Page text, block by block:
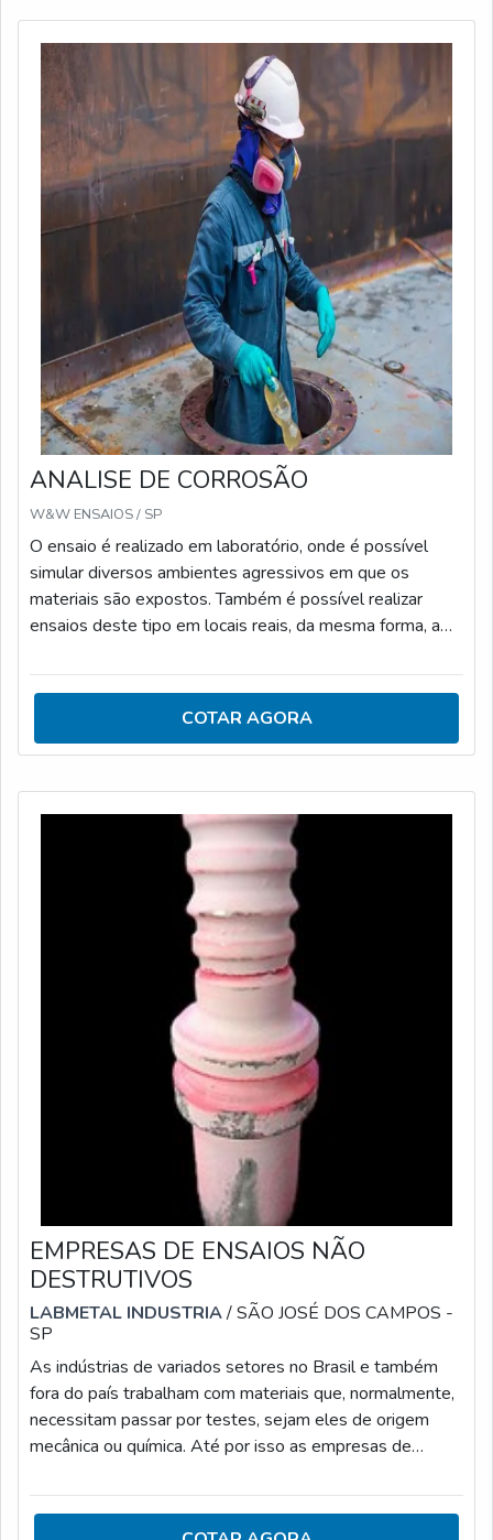
precisos e padronizados possibilita a adoção de
estratégias de fabricação que visam a garantir a
qualidade do produto final. O Laboratório W&W Ensaios
realiza ensaios de dureza em diversos materiais, como
alumínio, aço e polímeros, para garantir a qualidade e
segurança de produtos: Ensaio de dureza em alumínio
Determina a resistência de um metal a altas cargas,
abrasões, golpes e corrosão Ensaio de dureza em
polímeros Mede a rigidez, ou seja, a resistência à
deformação permanente do material Ensaio de dureza
do aço Determina a resistência do material a desgaste,
impacto, fadiga e abrasão Ensaio de microdureza Calcula
a dureza da amostra, detecta deformações e
descontinuidades
ANALISE DE CORROSÃO
W&W ENSAIOS / SP
O ensaio é realizado em laboratório, onde é possível
simular diversos ambientes agressivos em que os
materiais são expostos. Também é possível realizar
ensaios deste tipo em locais reais, da mesma forma, a
interesse. Durante o ensaio, a amostra é submetida a
resistência do material e identificar a sua taxa de erosão.
O comportamento do material é avaliado por meio de
condutividade elétrica, densidade e poder de
verificar a estabilidade de materiais metálicos, ligas
metálicas ou seus revestimentos; Indispensável para a
análise da segurança de estruturas metálicas, incluindo
tanques de armazenamento e tubulações; É de extrema
importância na fabricação de equipamentos, pois garante
a qualidade técnica destes; Fornece informações
importantes sobre a eficácia dos métodos empregados
na proteção destes materiais; É possível simular
diversos ambientes para avaliar a resistência do material;
Ajuda a economizar tempo e recursos, pois possibilita
encontrar problemas nos materiais inicialmente, evitando
assim os prejuízos adicionais.
COTAR AGORA
EMPRESAS DE ENSAIOS NÃO
DESTRUTIVOS
LABMETAL INDUSTRIA/ SÃO JOSÉ DOS CAMPOS -
SP
As indústrias de variados setores no Brasil e também
fora do país trabalham com materiais que, normalmente,
necessitam passar por testes, sejam eles de origem
mecânica ou química. Até por isso as empresas de
são tão buscados no mercado para executar inúmeros